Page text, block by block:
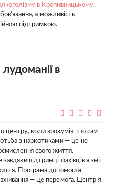
в Кропивницькому.
а можливість
підтримкою.
в
центру, коли зрозумів, що сам
з наркотиками — це не
свого життя.
підтримці фахівців я зміг
Програма допомогла
— це перемога. Центр я